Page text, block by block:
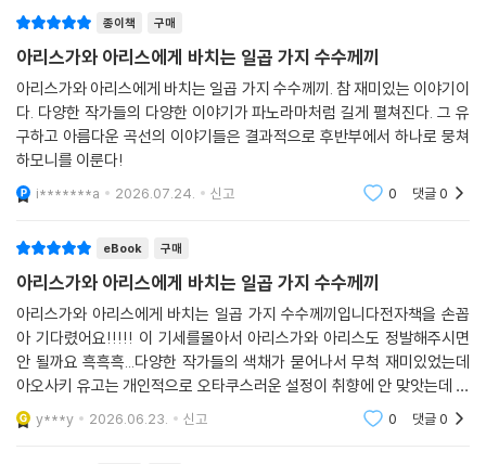
아리스가와 아리스가 운영하는 글쓰기 학원의 수강생 유키 하루오처럼 특
별한 관계도 있었지만, 참여한 작가들은 모두 한없는 존경을 담아 대작가
가 먼저 내딛은 발걸음을 기념하기 위해 기꺼이 참여했다. 작가들의 술회
를 살펴보면 미스터리 작가들에게 아리스가와 아리스가 얼마나 거대한 존
재인지 익히 짐작할 수 있다.
나 바빠도 거절할 수 없는 일이 있다.”(오리가미 교야), “부담은 있었지만
받아들여야 한다고 생각했다. 게다가 존경하는 아리스가와 아리스에게 바
치는 헌사라면.”(이마무라 마사히로)
독자에게 도전하는 정통 본격에서
괴담, 일상 미스터리까지,
각각의 자존심을 건 작품들의 놀라운 완성도
“만족도가 높은 헌정 작품집. 이 정도의 작가가 모인 건 아리스가와 아리스
의 오랜 세월에 걸친 본격 미스터리에 대한 업적 때문일 것이다. 작가 생활
35주년, 축하합니다.”
- 하테나 블로그
종이책 구매
아리스가와 아리스에게 바치는 일곱 가지 수수께끼
아리스가와 아리스에게 바치는 일곱 가지 수수께끼. 참 재미있는 이야기이
다. 다양한 작가들의 다양한 이야기가 파노라마처럼 길게 펼쳐진다. 그 유
구하고 아름다운 곡선의 이야기들은 결과적으로 후반부에서 하나로 뭉쳐
하모니를 이룬다!
i*******a 2026.07.24. 신고 0 댓글0
eBook 구매
아리스가와 아리스에게 바치는 일곱 가지 수수께끼
아리스가와 아리스에게 바치는 일곱 가지 수수께끼입니다전자책을 손꼽
아 기다렸어요!!!!! 이 기세를몰아서 아리스가와 아리스도 정발해주시면
안 될까요 흑흑흑...다양한 작가들의 색채가 묻어나서 무척 재미있었는데
아오사키 유고는 개인적으로 오타쿠스러운 설정이 취향에 안 맞앗는데 아
예 본인이 그런 성향이 적은 작품의 2차창작을 하니까 느낌이 확 달라져서
신선했습니다...
y***y 2026.06.23. 신고 0 댓글0